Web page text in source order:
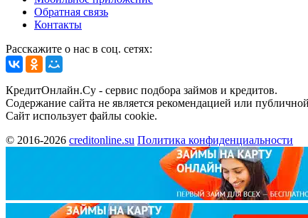
Обратная связь
Контакты
Расскажите о нас в соц. сетях:
КредитОнлайн.Су - сервис подбора займов и кредитов.
Содержание сайта не является рекомендацией или
Сайт использует файлы cookie.
© 2016-2026 creditonline.su Политика конфиденциальности